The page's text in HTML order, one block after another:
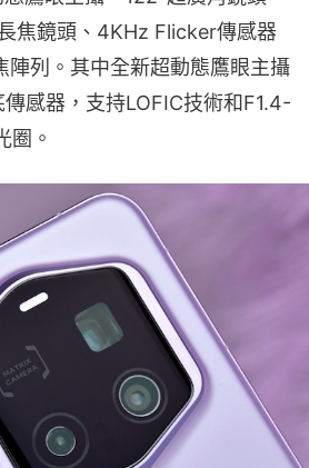
焦鏡頭、4KHz Flicker傳感器
陣列。其中全新超動態鷹眼主攝
感器，支持LOFIC技術和F1.4-
圈。